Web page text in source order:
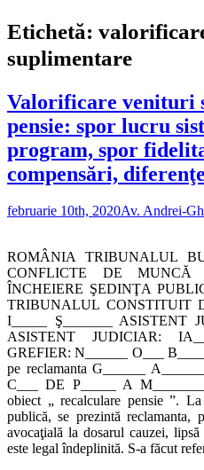
Etichetă:
suplimentare
Valorificare venituri
pensie: spor lucru
program, spor
compensări,
februarie 10th, 2020Av. Andrei-
ROMÂNIA TRIBUNALUL
CONFLICTE DE MUNCĂ
ÎNCHEIERE ŞEDINŢA
TRIBUNALUL CONSTITUIT
I_____ Ş_______ ASISTENT
ASISTENT JUDICIAR:
GREFIER: N______ O___
pe reclamanta G______
C___ DE P_____ A
obiect „ recalculare pensie ”.
publică, se prezintă reclamanta,
avocaţială la dosarul cauzei,
este legal îndeplinită. S-a făcut